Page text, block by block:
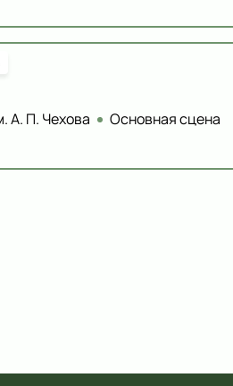
А. П. Чехова Основная сцена